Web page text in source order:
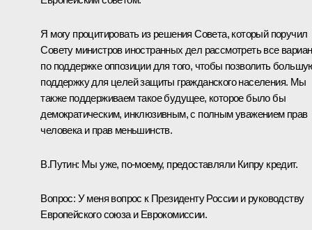
Я могу процитировать из решения Совета, который поручил
Совету министров иностранных дел рассмотреть все
по поддержке оппозиции для того, чтобы позволить
поддержку для целей защиты гражданского населения. Мы
также поддерживаем такое будущее, которое было бы
демократическим, инклюзивным, с полным уважением прав
человека и прав меньшинств.
В.Путин: Мы уже, по‑моему, предоставляли Кипру кредит.
Вопрос: У меня вопрос к Президенту России и руководству
Европейского союза и Еврокомиссии.